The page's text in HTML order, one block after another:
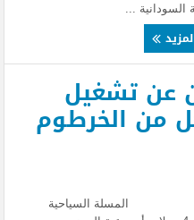
السودانية ...
عن تشغيل
من الخرطوم
السياحية